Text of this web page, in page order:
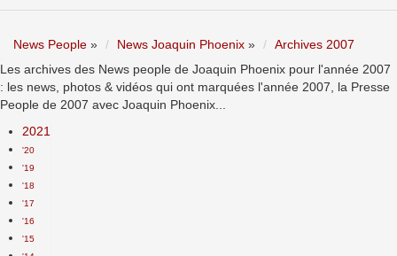
News People » News Joaquin Phoenix »
Archives 2007
Les archives des News people de Joaquin Phoenix pour l'année 2007
: les news, photos & vidéos qui ont marquées l'année 2007, la Presse
People de 2007 avec Joaquin Phoenix...
2021
'20
'19
'18
'17
'16
'15